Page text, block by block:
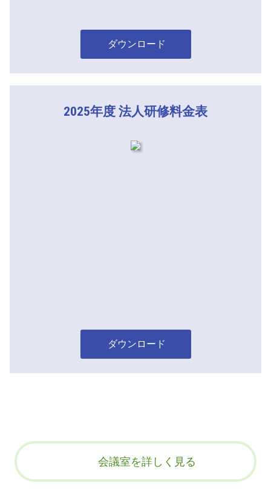
ダウンロード
2025年度 法人研修料金表
ダウンロード
会議室を詳しく見る